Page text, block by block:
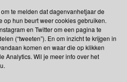
te melden dat dagenvanhetjaar de
op hun beurt weer cookies gebruiken.
en Twitter om een pagina te
(“tweeten”). En om inzicht te krijgen in
komen en waar die op klikken
Analytics. Wil je meer info over het